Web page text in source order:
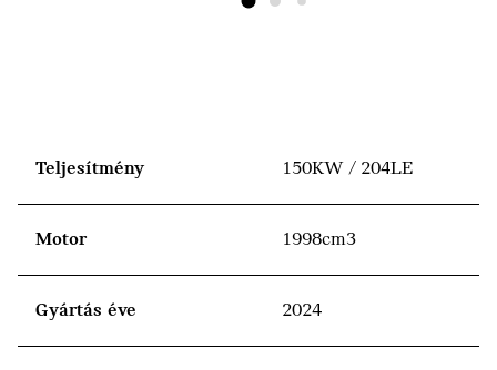
Teljesítmény 150KW / 204LE
Motor 1998cm3
Gyártás éve 2024